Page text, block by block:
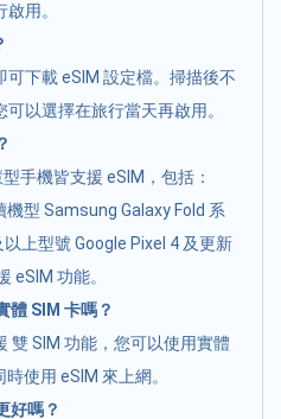
用。
可下載 eSIM 設定檔。掃描後不
以選擇在旅行當天再啟用。
手機皆支援 eSIM，包括：
型 Samsung Galaxy Fold 系
上型號 Google Pixel 4 及更新
eSIM 功能。
體 SIM 卡嗎？
雙 SIM 功能，您可以使用實體
使用 eSIM 來上網。
好嗎？